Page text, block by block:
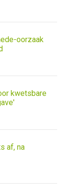
oorzaak
kwetsbare
af, na